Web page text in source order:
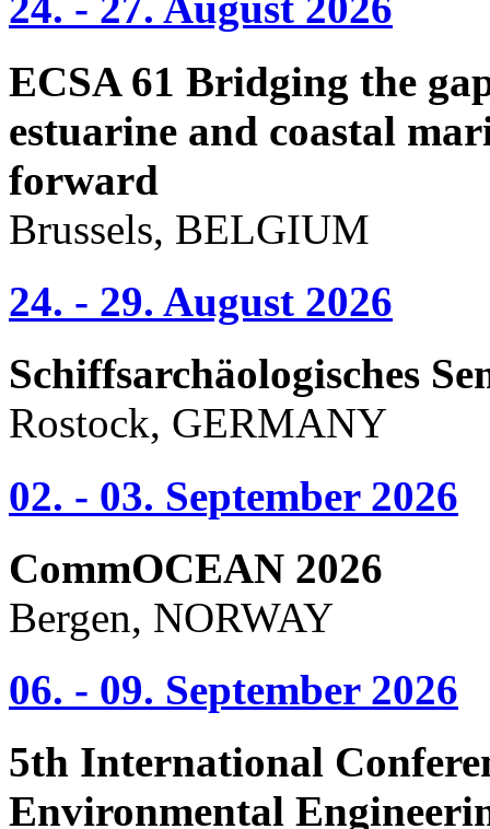
ECSA 61 Bridging the
estuarine and coastal
forward
Brussels, BELGIUM
24. - 29. August 2026
Schiffsarchäologisches
Rostock, GERMANY
02. - 03. September 2026
CommOCEAN 2026
Bergen, NORWAY
06. - 09. September 2026
5th International
Environmental